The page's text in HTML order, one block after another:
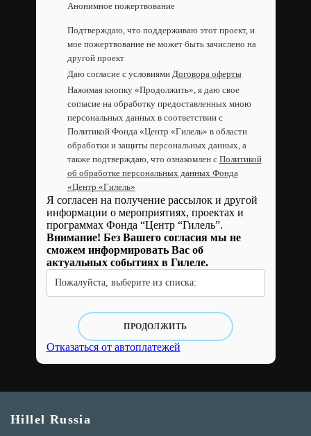
Анонимное пожертвование
Подтверждаю, что поддерживаю этот проект, и
мое пожертвование не может быть зачислено на
другой проект
Даю согласие с условиями Договора оферты
Нажимая кнопку «Продолжить», я даю свое
согласие на обработку предоставленных мною
персональных данных в соответствии с
Политикой Фонда «Центр «Гилель» в области
обработки и защиты персональных данных, а
также подтверждаю, что ознакомлен с Политикой
об обработке персональных данных Фонда
«Центр «Гилель»
Я согласен на получение рассылок и другой
информации о мероприятиях, проектах и
программах Фонда “Центр “Гилель”.
Внимание! Без Вашего согласия мы не
сможем информировать Вас об
актуальных событиях в Гилеле.
Пожалуйста, выберите из списка:
ПРОДОЛЖИТЬ
Отказаться от автоплатежей
Hillel Russia